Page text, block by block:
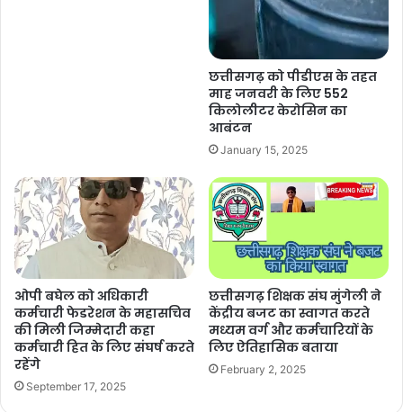
छत्तीसगढ़ को पीडीएस के तहत
माह जनवरी के लिए 552
किलोलीटर केरोसिन का
आबंटन
January 15, 2025
ओपी बघेल को अधिकारी
कर्मचारी फेडरेशन के महासचिव
की मिली जिम्मेदारी कहा
कर्मचारी हित के लिए संघर्ष करते
रहेंगे
September 17, 2025
छत्तीसगढ़ शिक्षक संघ मुंगेली ने
केंद्रीय बजट का स्वागत करते
मध्यम वर्ग और कर्मचारियों के
लिए ऐतिहासिक बताया
February 2, 2025